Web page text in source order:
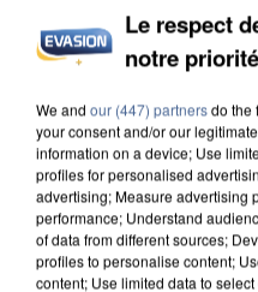
7 août 2026
Un second cadre de la
Un cofondateur du
quelques jours plus tôt.
Le respect
notre priorité
We and our (447) partnersdo the
your consent and/or our
information on a device; Use
profiles for personalised
advertising; Measure advertising
performance; Understand
of data from different sources;
profiles to personalise content;
content; Use limited data to